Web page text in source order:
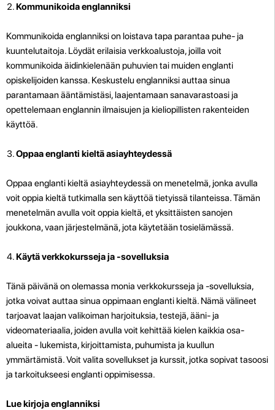
Kommunikoida englanniksi
Kommunikoida englanniksi on loistava tapa parantaa puhe- ja
kuuntelutaitoja. Löydät erilaisia verkkoalustoja, joilla voit
kommunikoida äidinkielenään puhuvien tai muiden englanti
opiskelijoiden kanssa. Keskustelu englanniksi auttaa sinua
parantamaan ääntämistäsi, laajentamaan sanavarastoasi ja
opettelemaan englannin ilmaisujen ja kieliopillisten rakenteiden
käyttöä.
Oppaa englanti kieltä asiayhteydessä
Oppaa englanti kieltä asiayhteydessä on menetelmä, jonka avulla
voit oppia kieltä tutkimalla sen käyttöä tietyissä tilanteissa. Tämän
menetelmän avulla voit oppia kieltä, et yksittäisten sanojen
joukkona, vaan järjestelmänä, jota käytetään tosielämässä.
Käytä verkkokursseja ja -sovelluksia
Tänä päivänä on olemassa monia verkkokursseja ja -sovelluksia,
jotka voivat auttaa sinua oppimaan englanti kieltä. Nämä välineet
tarjoavat laajan valikoiman harjoituksia, testejä, ääni- ja
videomateriaalia, joiden avulla voit kehittää kielen kaikkia osa-
alueita - lukemista, kirjoittamista, puhumista ja kuullun
ymmärtämistä. Voit valita sovellukset ja kurssit, jotka sopivat tasoosi
ja tarkoitukseesi englanti oppimisessa.
Lue kirjoja englanniksi